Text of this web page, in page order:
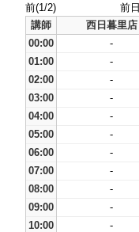
前(1/2) 前日
講師
西日暮里店
00:00
-
01:00
-
02:00
-
03:00
-
04:00
-
05:00
-
06:00
-
07:00
-
08:00
-
09:00
-
10:00
-